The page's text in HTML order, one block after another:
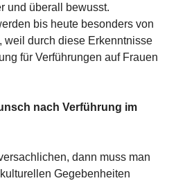
und überall bewusst.
bis heute besonders von
weil durch diese Erkenntnisse
für Verführungen auf Frauen
nach Verführung im
dann muss man
Gegebenheiten